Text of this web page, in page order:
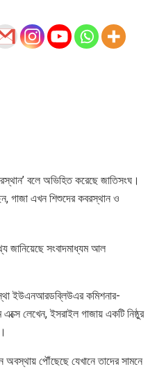
বলে অভিহিত করেছে জাতিসংঘ।
গাজা এখন শিশুদের কবরস্থান ও
জানিয়েছে সংবাদমাধ্যম আল
ইউএনআরডব্লিউএর কমিশনার-
এক্সে লেখেন, ইসরাইল গাজায় একটি নিষ্ঠুর
পৌঁছেছে যেখানে তাদের সামনে